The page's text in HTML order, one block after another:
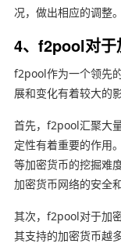
况，做出相应的调整。
4、f2pool对于
f2pool作为一个领先
展和变化有着较大的
首先，f2pool汇聚大
定性有着重要的作用
等加密货币的挖掘难
加密货币网络的安全
其次，f2pool对于加
其支持的加密货币越